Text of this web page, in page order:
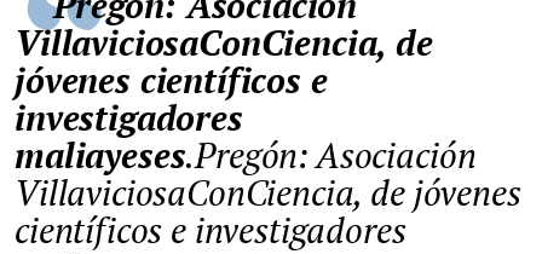
VillaviciosaConCiencia, de
jóvenes científicos e
investigadores
maliayeses.Pregón: Asociación
VillaviciosaConCiencia, de jóvenes
científicos e investigadores